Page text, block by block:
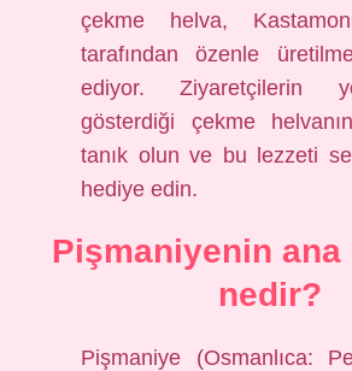
çekme helva,
tarafından özenle
ediyor. Ziyaretçilerin
gösterdiği çekme
tanık olun ve bu lezzeti
hediye edin.
Pişmaniyenin ana
nedir?
Pişmaniye (Osmanlıca: